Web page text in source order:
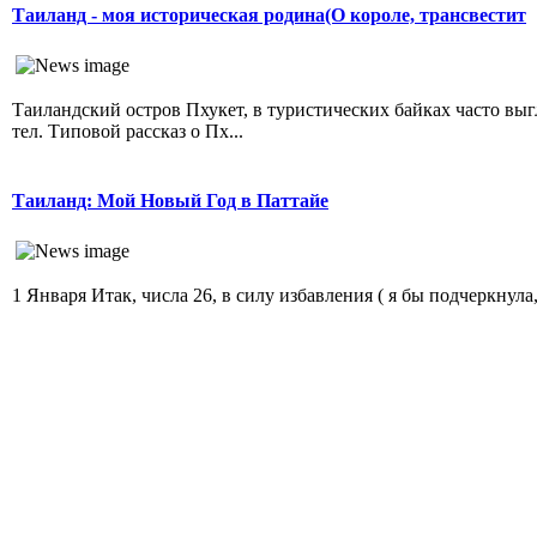
Таиланд - моя историческая родина(О короле, трансвестит
Таиландский остров Пхукет, в туристических байках часто
тел. Типовой рассказ о Пх...
Таиланд: Мой Новый Год в Паттайе
1 Января Итак, числа 26, в силу избавления ( я бы